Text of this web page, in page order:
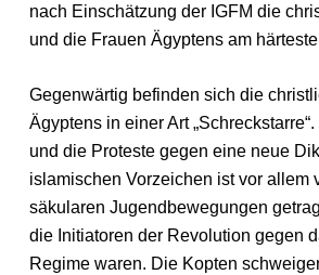
nach Einschätzung der IGFM die
und die Frauen Ägyptens am
Gegenwärtig befinden sich die
Ägyptens in einer Art
und die Proteste gegen eine neue
islamischen Vorzeichen ist vor allem
säkularen Jugendbewegungen
die Initiatoren der Revolution gegen
Regime waren. Die Kopten